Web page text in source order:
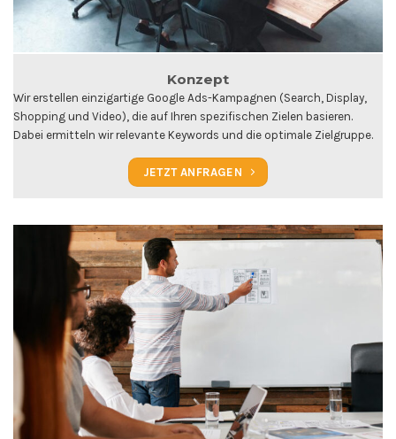
Konzept
Wir erstellen einzigartige Google Ads-Kampagnen (Search, Display,
Shopping und Video), die auf Ihren spezifischen Zielen basieren.
Dabei ermitteln wir relevante Keywords und die optimale Zielgruppe.
JETZT ANFRAGEN